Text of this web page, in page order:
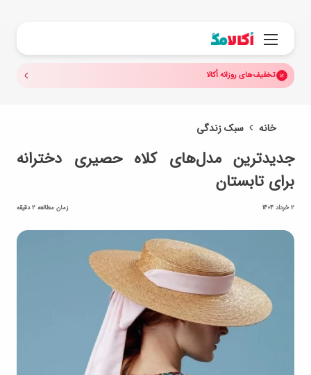
منو
تخفیف‌های روزانه اُکالا
خانه سبک زندگی
جدیدترین مدل‌های کلاه حصیری دخترانه
برای تابستان
2 خرداد 1404 زمان مطالعه 2 دقیقه